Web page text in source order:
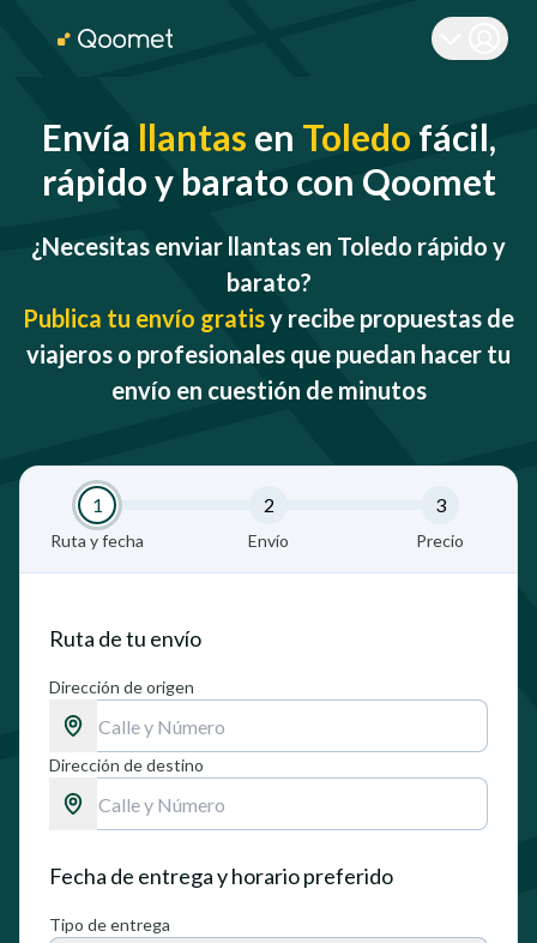
Envía llantas en Toledo fácil,
rápido y barato con Qoomet
¿Necesitas enviar llantas en Toledo rápido y
barato?
Publica tu envío gratisy recibe propuestas de
viajeros o profesionales que puedan hacer tu
envío en cuestión de minutos
1
Ruta y fecha
2
Envío
3
Precio
Ruta de tu envío
Dirección de origen
Dirección de destino
Fecha de entrega y horario preferido
Tipo de entrega